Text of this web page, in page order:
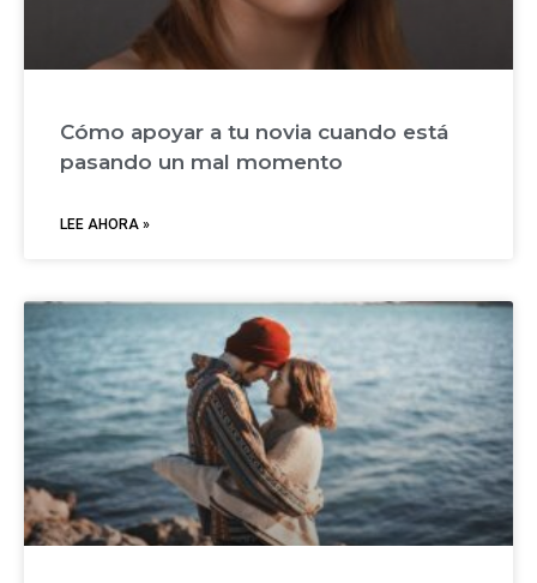
Cómo apoyar a tu novia cuando está
pasando un mal momento
LEE AHORA »